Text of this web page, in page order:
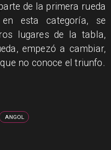
de la primera rueda
esta categoría, se
lugares de la tabla,
empezó a cambiar,
no conoce el triunfo.
ANGOL